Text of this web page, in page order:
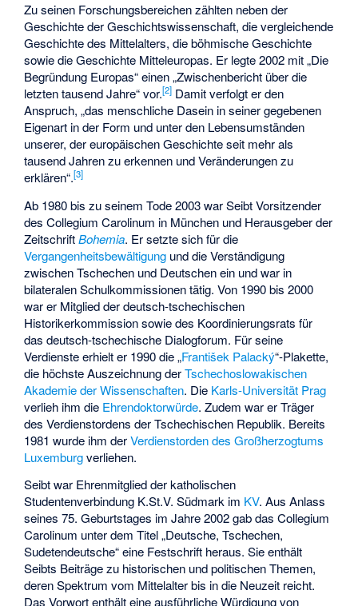
Zu seinen Forschungsbereichen zählten neben der
Geschichte der Geschichtswissenschaft, die vergleichende
Geschichte des Mittelalters, die böhmische Geschichte
sowie die Geschichte Mitteleuropas. Er legte 2002 mit „Die
Begründung Europas“ einen „Zwischenbericht über die
letzten tausend Jahre“ vor.[2] Damit verfolgt er den
Anspruch, „das menschliche Dasein in seiner gegebenen
Eigenart in der Form und unter den Lebensumständen
unserer, der europäischen Geschichte seit mehr als
tausend Jahren zu erkennen und Veränderungen zu
erklären“.[3]
Ab 1980 bis zu seinem Tode 2003 war Seibt Vorsitzender
des Collegium Carolinum in München und Herausgeber der
ZeitschriftBohemia. Er setzte sich für die
Vergangenheitsbewältigung und die Verständigung
zwischen Tschechen und Deutschen ein und war in
bilateralen Schulkommissionen tätig. Von 1990 bis 2000
war er Mitglied der deutsch-tschechischen
Historikerkommission sowie des Koordinierungsrats für
das deutsch-tschechische Dialogforum. Für seine
Verdienste erhielt er 1990 die „František Palacký“-Plakette,
die höchste Auszeichnung derTschechoslowakischen
Akademie der Wissenschaften. Die Karls-Universität Prag
verlieh ihm die Ehrendoktorwürde. Zudem war er Träger
des Verdienstordens der Tschechischen Republik. Bereits
1981 wurde ihm derVerdienstorden des Großherzogtums
Luxemburgverliehen.
Seibt war Ehrenmitglied der katholischen
Studentenverbindung K.St.V. Südmark im KV. Aus Anlass
seines 75. Geburtstages im Jahre 2002 gab das Collegium
Carolinum unter dem Titel „Deutsche, Tschechen,
Sudetendeutsche“ eine Festschrift heraus. Sie enthält
Seibts Beiträge zu historischen und politischen Themen,
deren Spektrum vom Mittelalter bis in die Neuzeit reicht.
Das Vorwort enthält eine ausführliche Würdigung von